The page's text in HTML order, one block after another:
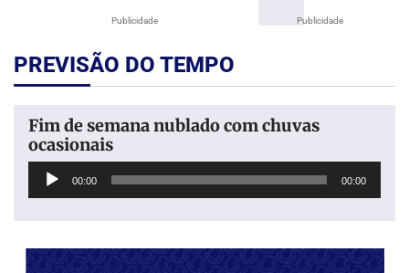
Publicidade Publicidade
PREVISÃO DO TEMPO
Fim de semana nublado com chuvas
ocasionais
Tocador
00:00 00:00